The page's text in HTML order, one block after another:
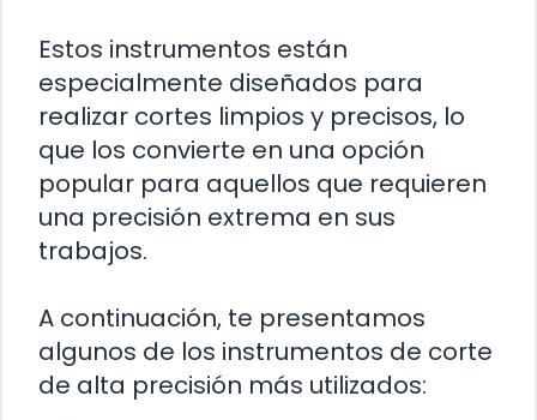
Estos instrumentos están
especialmente diseñados para
realizar cortes limpios y precisos, lo
que los convierte en una opción
popular para aquellos que requieren
una precisión extrema en sus
trabajos.
A continuación, te presentamos
algunos de los instrumentos de corte
de alta precisión más utilizados: